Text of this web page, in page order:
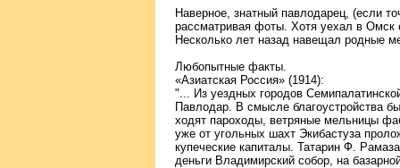
Наверное, знатный павлодарец, (если
рассматривая фоты. Хотя уехал в Омск
Несколько лет назад навещал родные
Любопытные факты.
«Азиатская Россия» (1914):
"... Из уездных городов
Павлодар. В смысле благоустройства
ходят пароходы, ветряные мельницы
уже от угольных шахт Экибастуза
купеческие капиталы. Татарин Ф.
деньги Владимирский собор, на